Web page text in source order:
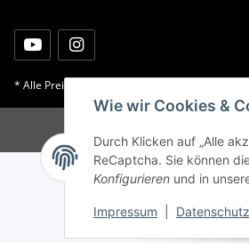
Wie wir Cookies &
Durch Klicken auf „Alle
ReCaptcha. Sie können
Konfigurieren und in
Impressum Datenschutz
* Alle Preise inkl. gesetzlicher USt., zzgl.